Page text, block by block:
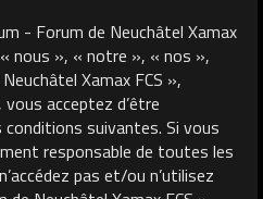
- Forum de Neuchâtel Xamax
nous », « notre », « nos »,
Xamax FCS »,
acceptez d’être
suivantes. Si vous
responsable de toutes les
pas et/ou n’utilisez